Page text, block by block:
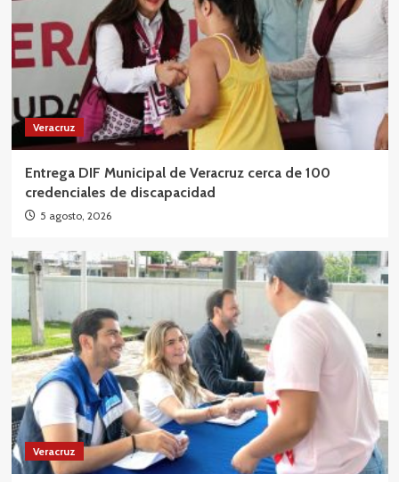
Veracruz
Entrega DIF Municipal de Veracruz cerca de 100
credenciales de discapacidad
5 agosto, 2026
Veracruz